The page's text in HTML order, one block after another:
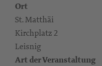
Ort
St. Matthäi
Kirchplatz 2
Leisnig
Art der Veranstaltung